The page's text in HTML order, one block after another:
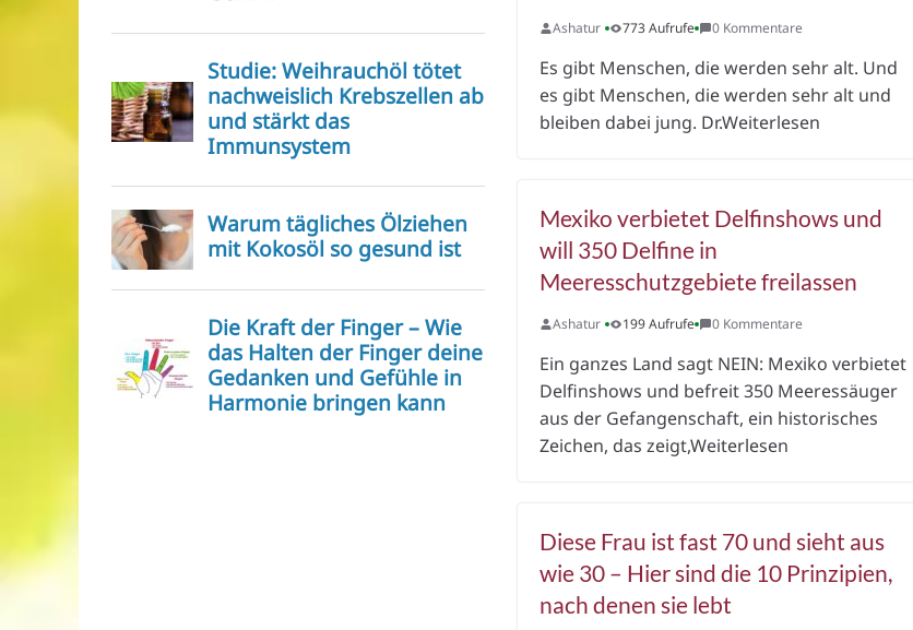
Ashatur 773 Aufrufe 0 Kommentare
Es gibt Menschen, die werden sehr alt. Und
es gibt Menschen, die werden sehr alt und
bleiben dabei jung. Dr.Weiterlesen
Mexiko verbietet Delfinshows und
will 350 Delfine in
Meeresschutzgebiete freilassen
Ashatur 199 Aufrufe 0 Kommentare
Ein ganzes Land sagt NEIN: Mexiko verbietet
Delfinshows und befreit 350 Meeressäuger
aus der Gefangenschaft, ein historisches
Zeichen, das zeigt,Weiterlesen
Diese Frau ist fast 70 und sieht aus
wie 30 – Hier sind die 10 Prinzipien,
nach denen sie lebt